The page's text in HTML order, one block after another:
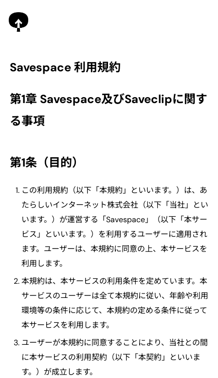
Savespace 利用規約
第1章 Savespace及びSaveclipに関す
る事項
第1条（目的）
この利用規約（以下「本規約」といいます。）は、あ
たらしいインターネット株式会社（以下「当社」とい
います。）が運営する「Savespace」（以下「本サー
ビス」といいます。）を利用するユーザーに適用され
ます。ユーザーは、本規約に同意の上、本サービスを
利用します。
本規約は、本サービスの利用条件を定めています。本
サービスのユーザーは全て本規約に従い、年齢や利用
環境等の条件に応じて、本規約の定める条件に従って
本サービスを利用します。
ユーザーが本規約に同意することにより、当社との間
に本サービスの利用契約（以下「本契約」といいま
す。）が成立します。